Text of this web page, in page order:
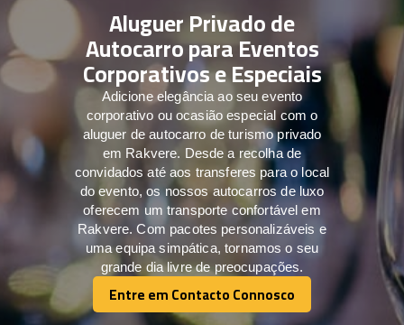
Aluguer Privado de
Autocarro para Eventos
Corporativos e Especiais
Adicione elegância ao seu evento
corporativo ou ocasião especial com o
aluguer de autocarro de turismo privado
em Rakvere. Desde a recolha de
convidados até aos transferes para o local
do evento, os nossos autocarros de luxo
oferecem um transporte confortável em
Rakvere. Com pacotes personalizáveis e
uma equipa simpática, tornamos o seu
grande dia livre de preocupações.
Entre em Contacto Connosco
Entre em Contacto Connosco